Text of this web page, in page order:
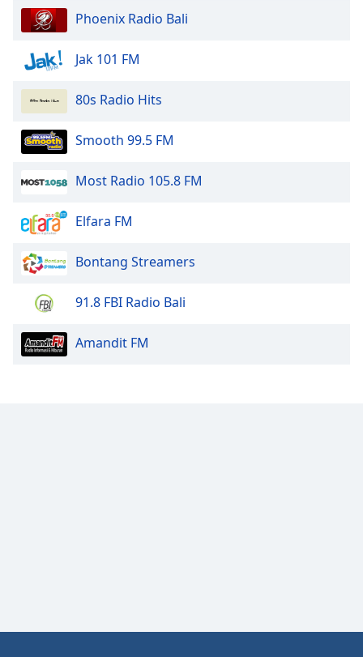
dialog
window.
Phoenix Radio Bali
Jak 101 FM
80s Radio Hits
Smooth 99.5 FM
Most Radio 105.8 FM
Elfara FM
Bontang Streamers
91.8 FBI Radio Bali
Amandit FM